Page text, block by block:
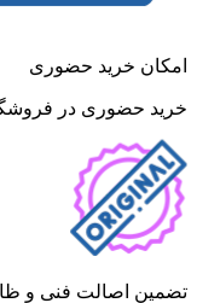
امکان خرید حضوری
خرید حضوری در
تضمین اصالت فنی و